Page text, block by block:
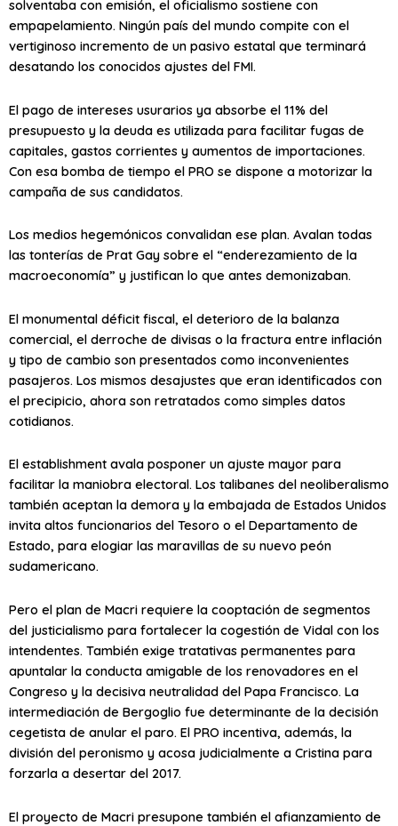
solventaba con emisión, el oficialismo sostiene con
empapelamiento. Ningún país del mundo compite con el
vertiginoso incremento de un pasivo estatal que terminará
desatando los conocidos ajustes del FMI.
El pago de intereses usurarios ya absorbe el 11% del
presupuesto y la deuda es utilizada para facilitar fugas de
capitales, gastos corrientes y aumentos de importaciones.
Con esa bomba de tiempo el PRO se dispone a motorizar la
campaña de sus candidatos.
Los medios hegemónicos convalidan ese plan. Avalan todas
las tonterías de Prat Gay sobre el “enderezamiento de la
macroeconomía” y justifican lo que antes demonizaban.
El monumental déficit fiscal, el deterioro de la balanza
comercial, el derroche de divisas o la fractura entre inflación
y tipo de cambio son presentados como inconvenientes
pasajeros. Los mismos desajustes que eran identificados con
el precipicio, ahora son retratados como simples datos
cotidianos.
El establishment avala posponer un ajuste mayor para
facilitar la maniobra electoral. Los talibanes del neoliberalismo
también aceptan la demora y la embajada de Estados Unidos
invita altos funcionarios del Tesoro o el Departamento de
Estado, para elogiar las maravillas de su nuevo peón
sudamericano.
Pero el plan de Macri requiere la cooptación de segmentos
del justicialismo para fortalecer la cogestión de Vidal con los
intendentes. También exige tratativas permanentes para
apuntalar la conducta amigable de los renovadores en el
Congreso y la decisiva neutralidad del Papa Francisco. La
intermediación de Bergoglio fue determinante de la decisión
cegetista de anular el paro. El PRO incentiva, además, la
división del peronismo y acosa judicialmente a Cristina para
forzarla a desertar del 2017.
El proyecto de Macri presupone también el afianzamiento de